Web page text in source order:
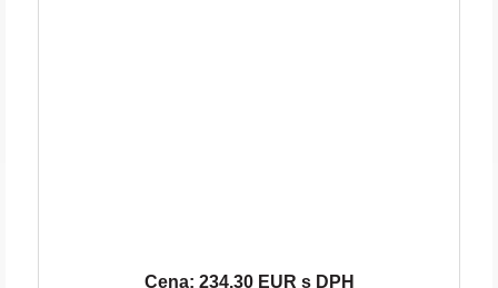
Cena: 234.30 EUR s DPH